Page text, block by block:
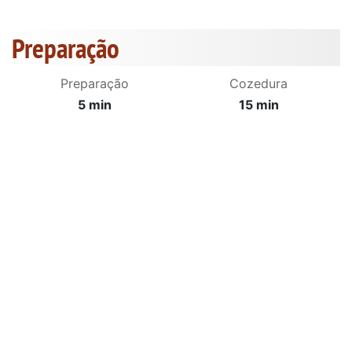
Preparação
Preparação
5 min
Cozedura
15 min